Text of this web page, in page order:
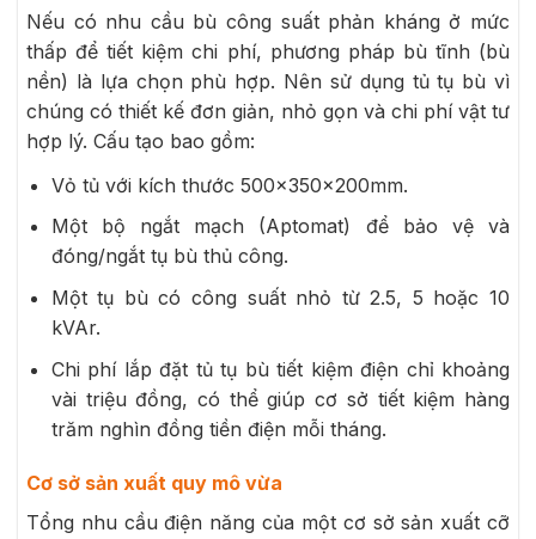
Nếu có nhu cầu bù công suất phản kháng ở mức
thấp để tiết kiệm chi phí, phương pháp bù tĩnh (bù
nền) là lựa chọn phù hợp. Nên sử dụng tủ tụ bù vì
chúng có thiết kế đơn giản, nhỏ gọn và chi phí vật tư
hợp lý. Cấu tạo bao gồm:
Vỏ tủ với kích thước 500x350x200mm.
Một bộ ngắt mạch (Aptomat) để bảo vệ và
đóng/ngắt tụ bù thủ công.
Một tụ bù có công suất nhỏ từ 2.5, 5 hoặc 10
kVAr.
Chi phí lắp đặt tủ tụ bù tiết kiệm điện chỉ khoảng
vài triệu đồng, có thể giúp cơ sở tiết kiệm hàng
trăm nghìn đồng tiền điện mỗi tháng.
Cơ sở sản xuất quy mô vừa
Tổng nhu cầu điện năng của một cơ sở sản xuất cỡ